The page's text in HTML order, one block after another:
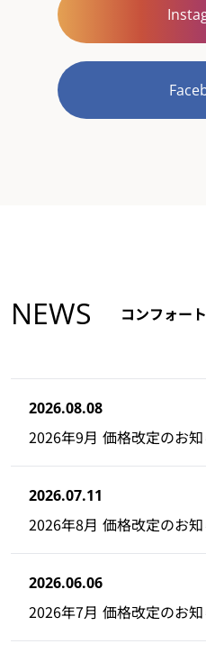
NEWS コンフォー
2026.08.08
2026年9月 価格改定のお
2026.07.11
2026年8月 価格改定のお
2026.06.06
2026年7月 価格改定のお